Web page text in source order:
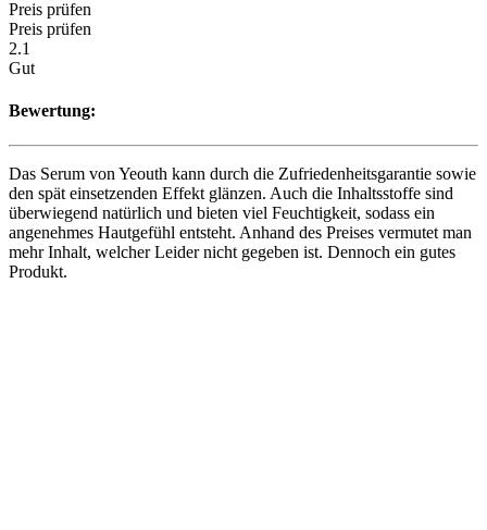
Preis prüfen
Preis prüfen
2.1
Gut
Bewertung:
Das Serum von Yeouth kann durch die Zufriedenheitsgarantie sowie
den spät einsetzenden Effekt glänzen. Auch die Inhaltsstoffe sind
überwiegend natürlich und bieten viel Feuchtigkeit, sodass ein
angenehmes Hautgefühl entsteht. Anhand des Preises vermutet man
mehr Inhalt, welcher Leider nicht gegeben ist. Dennoch ein gutes
Produkt.